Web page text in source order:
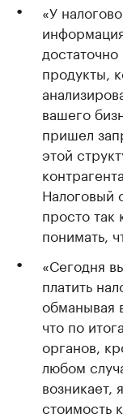
«У
продукты,
вашего
пришел
этой
Налоговый
просто так
понимать,
«Сегодня
платить
обманывая
что по
органов,
любом
возникает,
стоимость